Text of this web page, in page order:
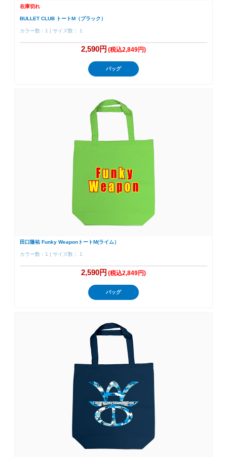
在庫切れ
BULLET CLUB トートM（ブラック）
カラー数：1 | サイズ数： 1
2,590円 (税込2,849円)
バッグ
田口隆祐 Funky WeaponトートM(ライム）
カラー数：1 | サイズ数： 1
2,590円 (税込2,849円)
バッグ